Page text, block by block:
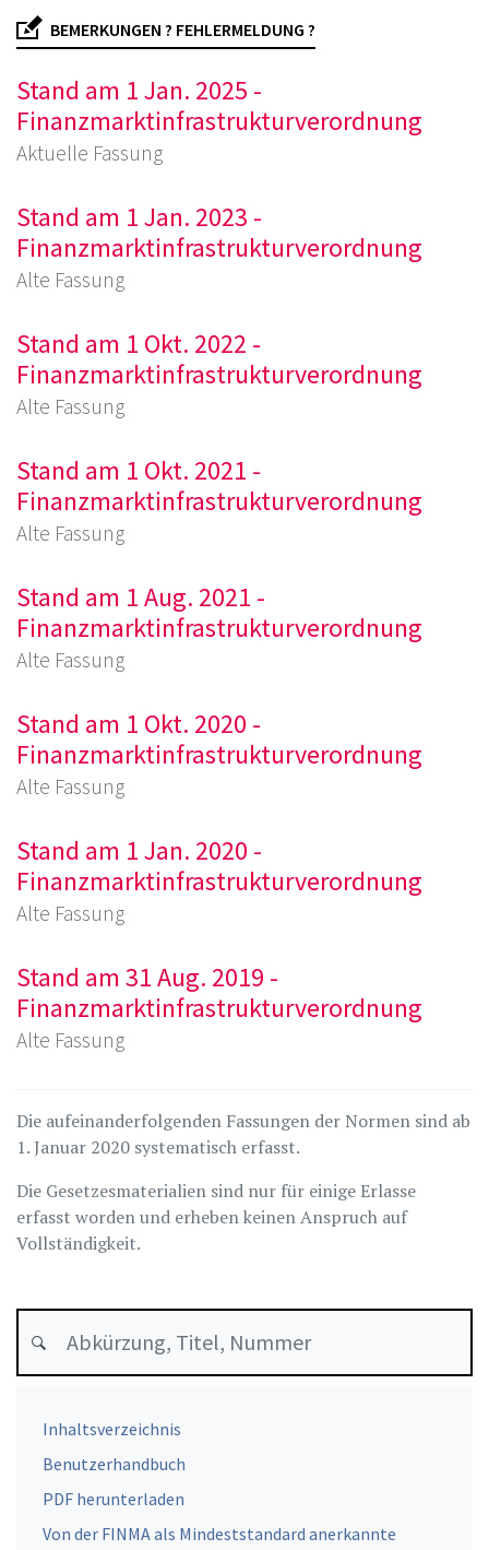
BEMERKUNGEN ? FEHLERMELDUNG ?
Stand am 1 Jan. 2025 -
Finanzmarktinfrastrukturverordnung
Aktuelle Fassung
Stand am 1 Jan. 2023 -
Finanzmarktinfrastrukturverordnung
Alte Fassung
Stand am 1 Okt. 2022 -
Finanzmarktinfrastrukturverordnung
Alte Fassung
Stand am 1 Okt. 2021 -
Finanzmarktinfrastrukturverordnung
Alte Fassung
Stand am 1 Aug. 2021 -
Finanzmarktinfrastrukturverordnung
Alte Fassung
Stand am 1 Okt. 2020 -
Finanzmarktinfrastrukturverordnung
Alte Fassung
Stand am 1 Jan. 2020 -
Finanzmarktinfrastrukturverordnung
Alte Fassung
Stand am 31 Aug. 2019 -
Finanzmarktinfrastrukturverordnung
Alte Fassung
Die aufeinanderfolgenden Fassungen der Normen sind ab
1. Januar 2020 systematisch erfasst.
Die Gesetzesmaterialien sind nur für einige Erlasse
erfasst worden und erheben keinen Anspruch auf
Vollständigkeit.
Inhaltsverzeichnis
Benutzerhandbuch
PDF herunterladen
Von der FINMA als Mindeststandard anerkannte